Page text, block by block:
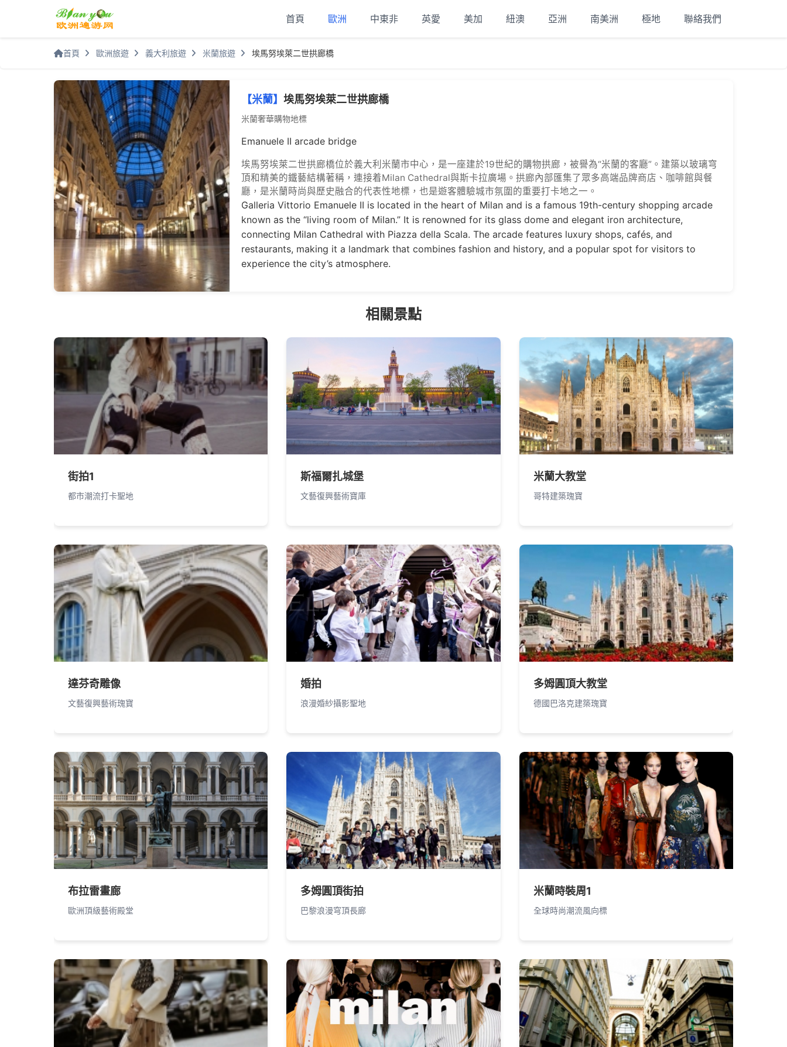
首頁 歐洲 中東非 英愛 美加 紐澳 亞洲 南美洲 極地 聯絡我們
首頁 歐洲旅遊 義大利旅遊 米蘭旅遊 埃馬努埃萊二世拱廊橋
【米蘭】 埃馬努埃萊二世拱廊橋
米蘭奢華購物地標
Emanuele II arcade bridge
埃馬努埃萊二世拱廊橋位於義大利米蘭市中心，是一座建於19世紀的購物拱廊，被譽為“米蘭的客廳”。建築以玻璃穹
頂和精美的鐵藝結構著稱，連接着Milan Cathedral與斯卡拉廣場。拱廊內部匯集了眾多高端品牌商店、咖啡館與餐
廳，是米蘭時尚與歷史融合的代表性地標，也是遊客體驗城市氛圍的重要打卡地之一。
Galleria Vittorio Emanuele II is located in the heart of Milan and is a famous 19th-century shopping arcade
known as the “living room of Milan.” It is renowned for its glass dome and elegant iron architecture,
connecting Milan Cathedral with Piazza della Scala. The arcade features luxury shops, cafés, and
restaurants, making it a landmark that combines fashion and history, and a popular spot for visitors to
experience the city’s atmosphere.
相關景點
街拍1
都市潮流打卡聖地
斯福爾扎城堡
文藝復興藝術寶庫
米蘭大教堂
哥特建築瑰寶
達芬奇雕像
文藝復興藝術瑰寶
婚拍
浪漫婚紗攝影聖地
多姆圓頂大教堂
德國巴洛克建築瑰寶
布拉雷畫廊
歐洲頂級藝術殿堂
多姆圓頂街拍
巴黎浪漫穹頂長廊
米蘭時裝周1
全球時尚潮流風向標